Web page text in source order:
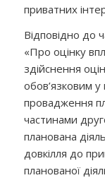
приватних
Відповідно до
«Про оцінку
здійснення
обов’язковим
провадження
частинами
планована
довкілля до
планованої